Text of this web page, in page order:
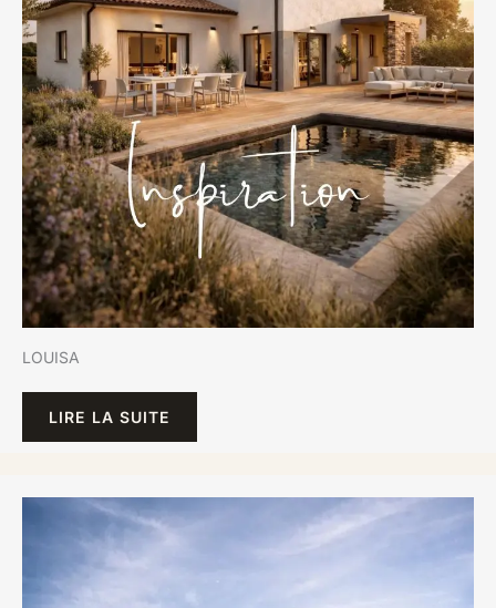
LOUISA
LIRE LA SUITE